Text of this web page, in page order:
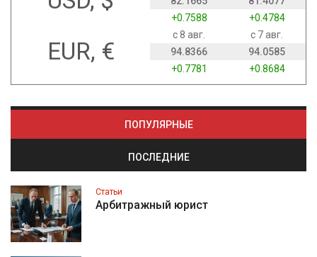
+0.7588
+0.4784
EUR, €
с 8 авг.
с 7 авг.
94.8366
94.0585
+0.7781
+0.8684
ПОПУЛЯРНЫЕ
ПОСЛЕДНИЕ
Статьи
Арбитражный юрист